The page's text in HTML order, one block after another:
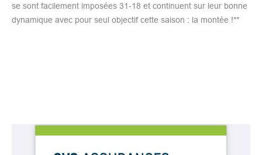
se sont facilement imposées 31-18 et continuent sur leur bonne
dynamique avec pour seul objectif cette saison : la montée !**